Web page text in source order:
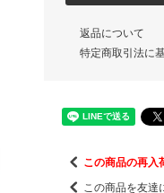
返品について
特定商取引法に
この商品の再入
この商品を友達